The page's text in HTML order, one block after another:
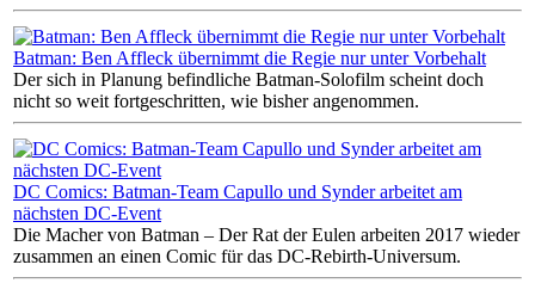
Batman: Ben Affleck übernimmt die Regie nur unter Vorbehalt
Der sich in Planung befindliche Batman-Solofilm scheint doch
nicht so weit fortgeschritten, wie bisher angenommen.
DC Comics: Batman-Team Capullo und Synder arbeitet am
nächsten DC-Event
Die Macher von Batman – Der Rat der Eulen arbeiten 2017 wieder
zusammen an einen Comic für das DC-Rebirth-Universum.